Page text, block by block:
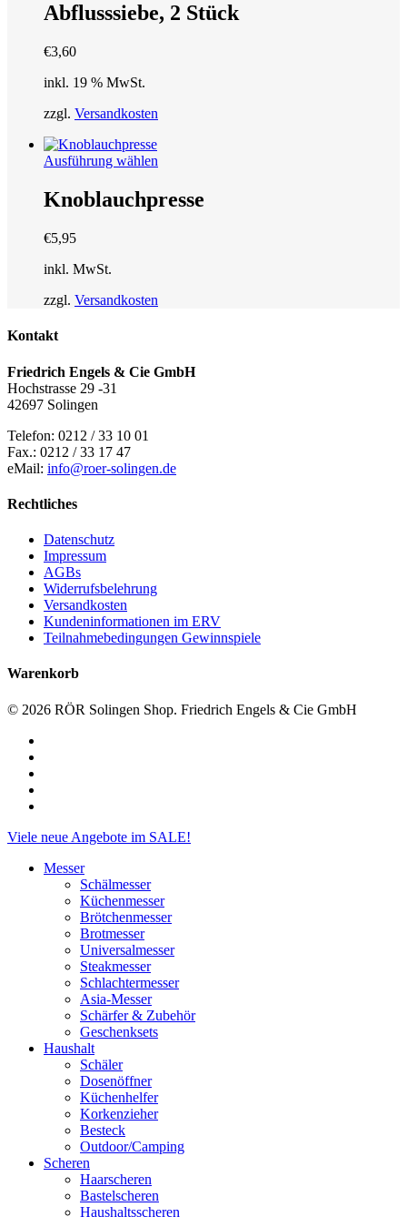
Abflusssiebe, 2 Stück
€3,60
inkl. 19 % MwSt.
zzgl. Versandkosten
Ausführung wählen
mehrere
auf
werden
Knoblauchpresse
€5,95
inkl. MwSt.
zzgl. Versandkosten
Kontakt
Friedrich Engels & Cie GmbH
Hochstrasse 29 -31
42697 Solingen
Telefon: 0212 / 33 10 01
Fax.: 0212 / 33 17 47
eMail: info@roer-solingen.de
Rechtliches
Datenschutz
Impressum
AGBs
Widerrufsbelehrung
Versandkosten
Kundeninformationen im ERV
Teilnahmebedingungen Gewinnspiele
Warenkorb
© 2026 RÖR Solingen Shop. Friedrich Engels & Cie GmbH
Close
Viele neue Angebote im SALE!
Messer
Schälmesser
Küchenmesser
Brötchenmesser
Brotmesser
Universalmesser
Steakmesser
Schlachtermesser
Asia-Messer
Schärfer & Zubehör
Geschenksets
Haushalt
Schäler
Dosenöffner
Küchenhelfer
Korkenzieher
Besteck
Outdoor/Camping
Scheren
Haarscheren
Bastelscheren
Haushaltsscheren